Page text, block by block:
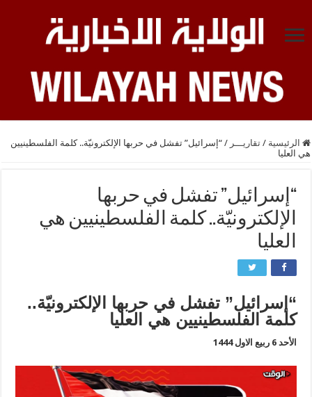
الرئيسية / تقاريـــر / “إسرائيل” تفشل في حربها الإلكترونيّة.. كلمة الفلسطينيين
هي العليا
“إسرائيل” تفشل في حربها
الإلكترونيّة.. كلمة الفلسطينيين هي
العليا
“إسرائيل” تفشل في حربها الإلكترونيّة..
كلمة الفلسطينيين هي العليا
الأحد 6 ربيع الاول 1444